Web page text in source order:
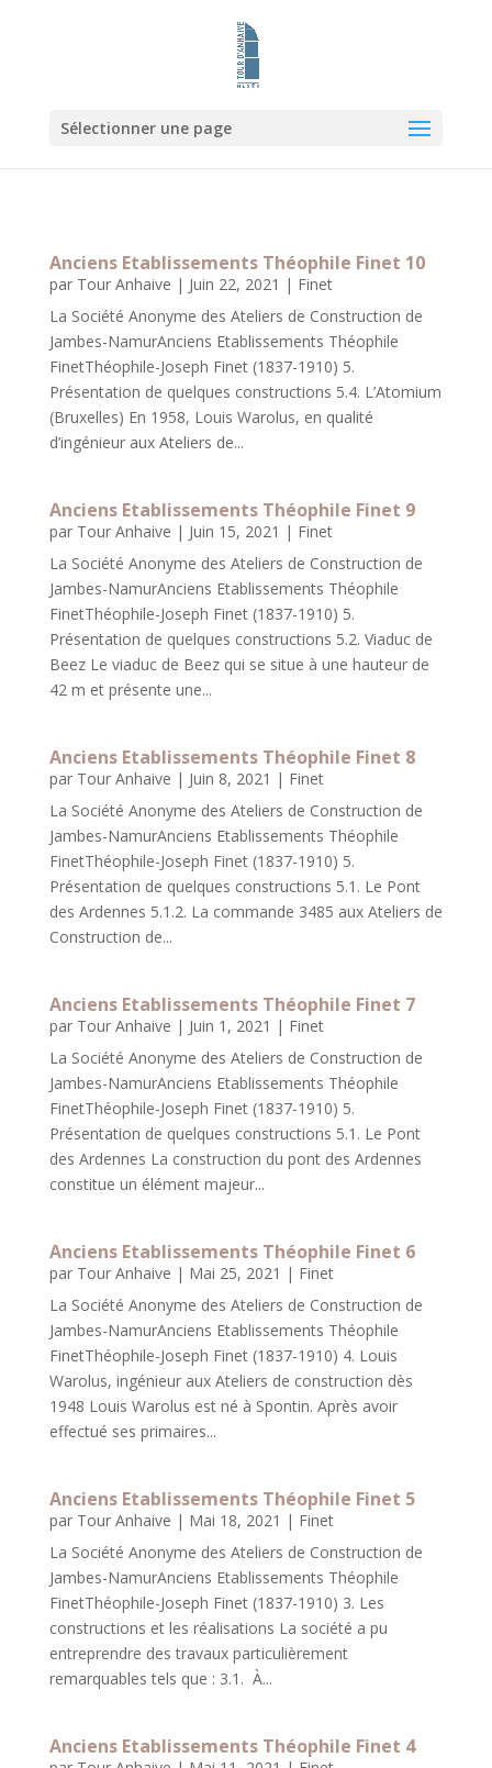
Sélectionner une page
Anciens Etablissements Théophile Finet 10
par Tour Anhaive | Juin 22, 2021 | Finet
La Société Anonyme des Ateliers de Construction de
Jambes-NamurAnciens Etablissements Théophile
FinetThéophile-Joseph Finet (1837-1910) 5.
Présentation de quelques constructions 5.4. L’Atomium
(Bruxelles) En 1958, Louis Warolus, en qualité
d’ingénieur aux Ateliers de...
Anciens Etablissements Théophile Finet 9
par Tour Anhaive | Juin 15, 2021 | Finet
La Société Anonyme des Ateliers de Construction de
Jambes-NamurAnciens Etablissements Théophile
FinetThéophile-Joseph Finet (1837-1910) 5.
Présentation de quelques constructions 5.2. Viaduc de
Beez Le viaduc de Beez qui se situe à une hauteur de
42 m et présente une...
Anciens Etablissements Théophile Finet 8
par Tour Anhaive | Juin 8, 2021 | Finet
La Société Anonyme des Ateliers de Construction de
Jambes-NamurAnciens Etablissements Théophile
FinetThéophile-Joseph Finet (1837-1910) 5.
Présentation de quelques constructions 5.1. Le Pont
des Ardennes 5.1.2. La commande 3485 aux Ateliers de
Construction de...
Anciens Etablissements Théophile Finet 7
par Tour Anhaive | Juin 1, 2021 | Finet
La Société Anonyme des Ateliers de Construction de
Jambes-NamurAnciens Etablissements Théophile
FinetThéophile-Joseph Finet (1837-1910) 5.
Présentation de quelques constructions 5.1. Le Pont
des Ardennes La construction du pont des Ardennes
constitue un élément majeur...
Anciens Etablissements Théophile Finet 6
par Tour Anhaive | Mai 25, 2021 | Finet
La Société Anonyme des Ateliers de Construction de
Jambes-NamurAnciens Etablissements Théophile
FinetThéophile-Joseph Finet (1837-1910) 4. Louis
Warolus, ingénieur aux Ateliers de construction dès
1948 Louis Warolus est né à Spontin. Après avoir
effectué ses primaires...
Anciens Etablissements Théophile Finet 5
par Tour Anhaive | Mai 18, 2021 | Finet
La Société Anonyme des Ateliers de Construction de
Jambes-NamurAnciens Etablissements Théophile
FinetThéophile-Joseph Finet (1837-1910) 3. Les
constructions et les réalisations La société a pu
entreprendre des travaux particuliè­rement
remarquables tels que : 3.1. À...
Anciens Etablissements Théophile Finet 4